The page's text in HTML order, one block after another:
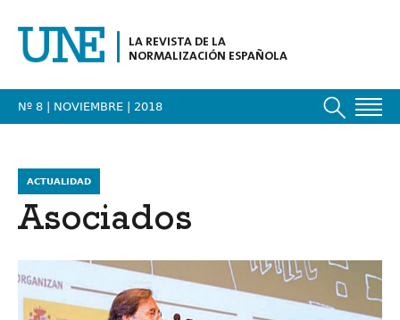
LA REVISTA DE LA
NORMALIZACIÓN ESPAÑOLA
Nº 8 | NOVIEMBRE | 2018
ACTUALIDAD
Asociados